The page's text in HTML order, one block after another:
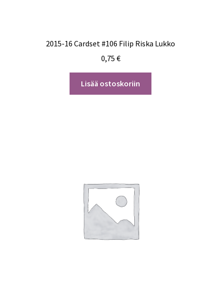
2015-16 Cardset #106 Filip Riska Lukko
0,75 €
Lisää ostoskoriin